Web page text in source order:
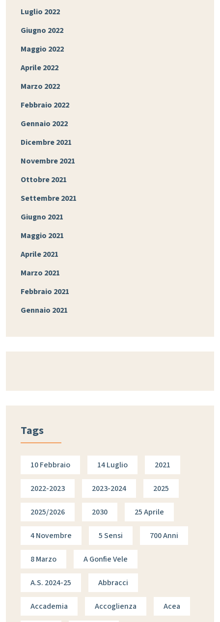
Luglio 2022
Giugno 2022
Maggio 2022
Aprile 2022
Marzo 2022
Febbraio 2022
Gennaio 2022
Dicembre 2021
Novembre 2021
Ottobre 2021
Settembre 2021
Giugno 2021
Maggio 2021
Aprile 2021
Marzo 2021
Febbraio 2021
Gennaio 2021
Tags
10 Febbraio 14 Luglio 2021
2022-2023 2023-2024 2025
2025/2026 2030 25 Aprile
4 Novembre 5 Sensi 700 Anni
8 Marzo A Gonfie Vele
A.s. 2024-25 Abbracci
Accademia Accoglienza Acea